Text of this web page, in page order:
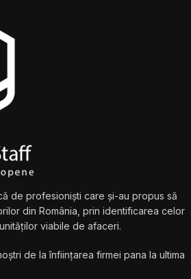
de profesioniști care și-au propus să
din România, prin identificarea celor
viabile de afaceri.
de la înființarea firmei pana la ultima